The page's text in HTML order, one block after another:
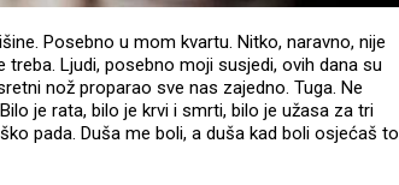
Posebno u mom kvartu. Nitko, naravno, nije
Ljudi, posebno moji susjedi, ovih dana su
nož proparao sve nas zajedno. Tuga. Ne
je rata, bilo je krvi i smrti, bilo je užasa za tri
pada. Duša me boli, a duša kad boli osjećaš to